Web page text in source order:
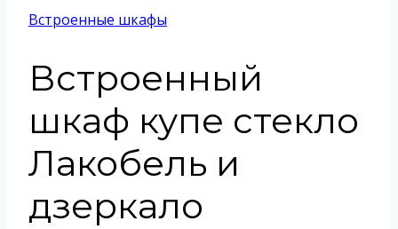
Встроенные шкафы
Встроенный
шкаф купе стекло
Лакобель и
дзеркало